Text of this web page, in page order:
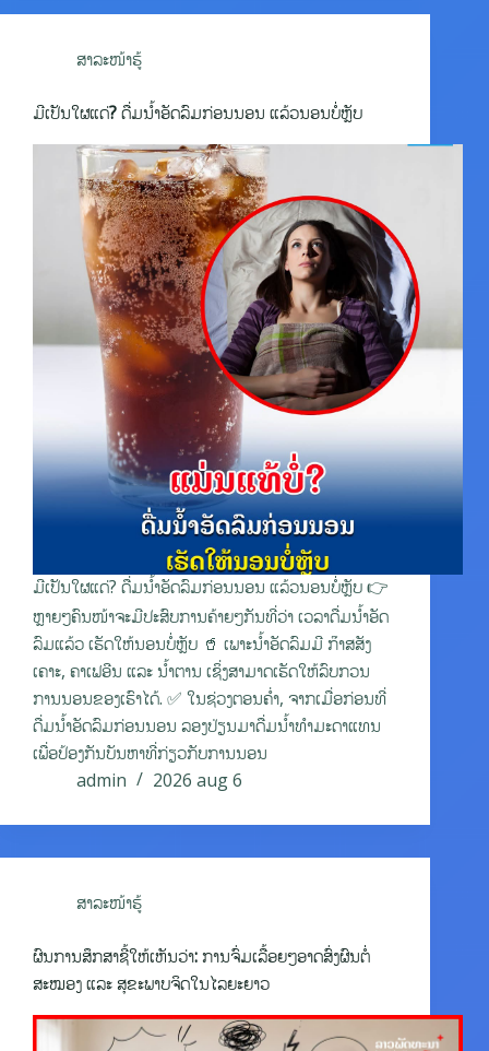
ສາລະໜ້າຮູ້
ມີເປັນໃຜແດ່? ດື່ມນ້ຳອັດລົມກ່ອນນອນ ແລ້ວນອນບໍ່ຫຼັບ
ມີເປັນໃຜແດ່? ດື່ມນ້ຳອັດລົມກ່ອນນອນ ແລ້ວນອນບໍ່ຫຼັບ 👉
ຫຼາຍໆຄົນໜ້າຈະມີປະສົບການຄ້າຍໆກັນທີ່ວ່າ ເວລາດື່ມນ້ຳອັດ
ລົມແລ້ວ ເຮັດໃຫ້ນອນບໍ່ຫຼັບ 🥤 ເພາະນ້ຳອັດລົມມີ ກ໊າສສັງ
ເຄາະ, ຄາເຟອີນ ແລະ ນ້ຳຕານ ເຊິ່ງສາມາດເຮັດໃຫ້ລົບກວນ
ການນອນຂອງເຮົາໄດ້. ✅ ໃນຊ່ວງຕອນຄ່ຳ, ຈາກເມື່ອກ່ອນທີ່
ດື່ມນ້ຳອັດລົມກ່ອນນອນ ລອງປ່ຽນມາດື່ມນ້ຳທຳມະດາແທນ
ເພື່ອປ້ອງກັນບັນຫາທີ່ກ່ຽວກັບການນອນ
admin
2026 aug 6
ສາລະໜ້າຮູ້
ຜົນການສຶກສາຊີ້ໃຫ້ເຫັນວ່າ: ການຈົ່ມເລື້ອຍໆອາດສົ່ງຜົນຕໍ່
ສະໝອງ ແລະ ສຸຂະພາບຈິດໃນໄລຍະຍາວ